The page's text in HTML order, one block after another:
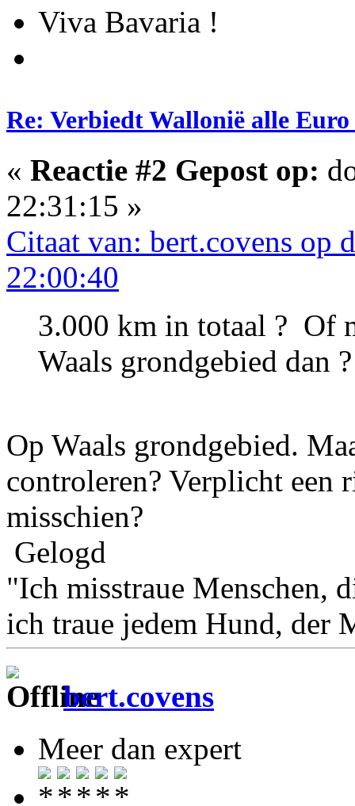
Viva Bavaria !
Re: Verbiedt Wallonië alle Euro
« Reactie #2 Gepost op:
22:31:15 »
Citaat van: bert.covens op
22:00:40
3.000 km in totaal ? Of
Waals grondgebied dan ?
Op Waals grondgebied.
controleren? Verplicht een
misschien?
Gelogd
"Ich misstraue Menschen,
ich traue jedem Hund, der
bert.covens
Meer dan expert